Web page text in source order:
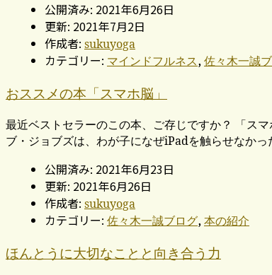
公開済み: 2021年6月26日
更新: 2021年7月2日
作成者: sukuyoga
カテゴリー: マインドフルネス,佐々木一誠
おススメの本「スマホ脳」
最近ベストセラーのこの本、ご存じですか？ 「ス
ブ・ジョブズは、わが子になぜiPadを触らせなか
公開済み: 2021年6月23日
更新: 2021年6月26日
作成者: sukuyoga
カテゴリー: 佐々木一誠ブログ,本の紹介
ほんとうに大切なことと向き合う力